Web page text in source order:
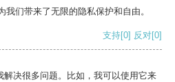
们带来了无限的隐私保护和自由。
支持[0] 反对[0]
决很多问题。比如，我可以使用它来